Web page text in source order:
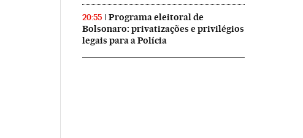
20:55
Programa eleitoral de
Bolsonaro: privatizações e privilégios
legais para a Polícia